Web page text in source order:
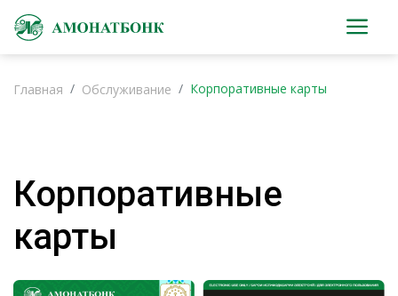
Главная Обслуживание Корпоративные карты
Корпоративные
карты